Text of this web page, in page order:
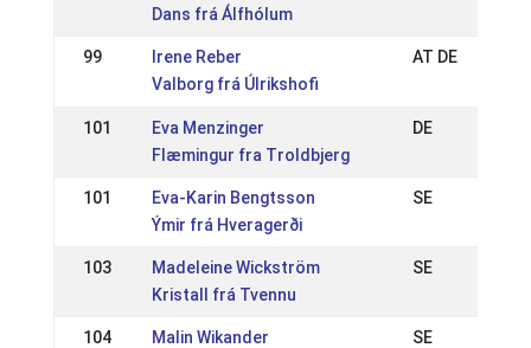
Dans frá Álfhólum
99
Irene Reber
Valborg frá Úlrikshofi
AT DE
101
Eva Menzinger
Flæmingur fra Troldbjerg
DE
101
Eva-Karin Bengtsson
Ýmir frá Hveragerði
SE
103
Madeleine Wickström
Kristall frá Tvennu
SE
104
Malin Wikander
SE